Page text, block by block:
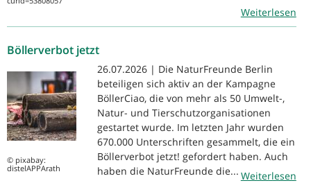
Weiterlesen
Böllerverbot jetzt
© pixabay:
distelAPPArath
26.07.2026 | Die NaturFreunde Berlin
beteiligen sich aktiv an der Kampagne
BöllerCiao, die von mehr als 50 Umwelt-,
Natur- und Tierschutzorganisationen
gestartet wurde. Im letzten Jahr wurden
670.000 Unterschriften gesammelt, die ein
Böllerverbot jetzt! gefordert haben. Auch
haben die NaturFreunde die... Weiterlesen